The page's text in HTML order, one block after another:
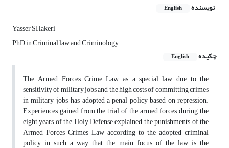
نویسنده English
Yasser SHakeri
PhD in Criminal law and Criminology
چکیده
English
The Armed Forces Crime Law, as a special law, due to the
sensitivity of military jobs and the high costs of committing crimes
in military jobs, has adopted a penal policy based on repression.
Experiences gained from the trial of the armed forces during the
eight years of the Holy Defense explained the punishments of the
Armed Forces Crimes Law according to the adopted criminal
policy in such a way that the main focus of the law is the